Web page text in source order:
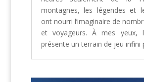
montagnes, les légendes et
ont nourri l’imaginaire de
et voyageurs. À mes yeux,
présente un terrain de jeu infini